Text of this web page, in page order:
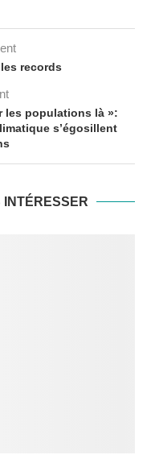
records
les populations là »:
s’égosillent